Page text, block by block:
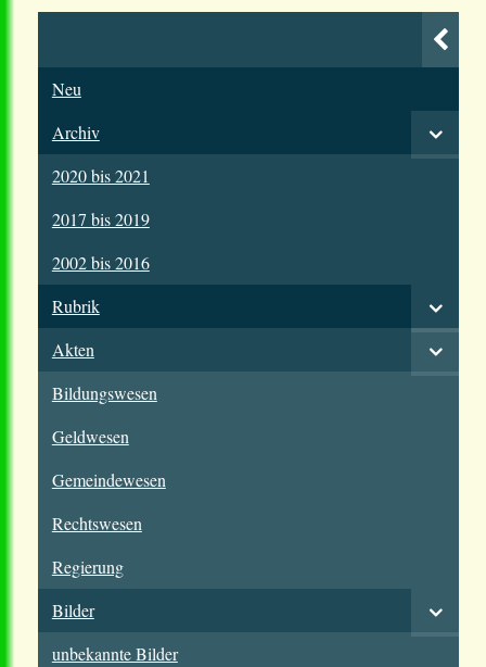
Neu
Archiv
2020 bis 2021
2017 bis 2019
2002 bis 2016
Rubrik
Akten
Bildungswesen
Geldwesen
Gemeindewesen
Rechtswesen
Regierung
Bilder
unbekannte Bilder